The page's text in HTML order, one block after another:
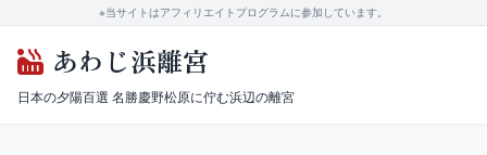
※当サイトはアフィリエイトプログラムに参加しています。
あわじ浜離宮
日本の夕陽百選 名勝慶野松原に佇む浜辺の離宮